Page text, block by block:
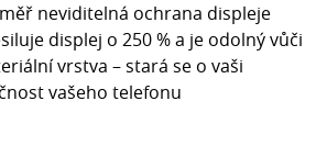
neviditelná ochrana displeje
displej o 250 % a je odolný vůči
vrstva – stará se o vaši
vašeho telefonu